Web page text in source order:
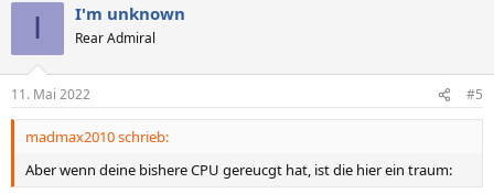
e
n
I I'm unknown
Rear Admiral
11. Mai 2022 #5
madmax2010 schrieb:
Aber wenn deine bishere CPU gereucgt hat, ist die hier ein traum: